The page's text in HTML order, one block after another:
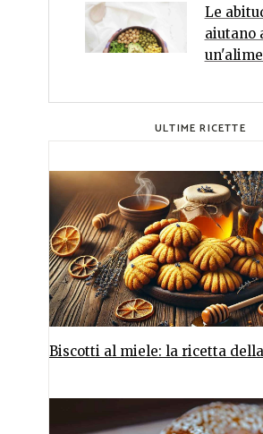
Le
aiutano
ULTIME RICETTE
Biscotti al miele: la ricetta